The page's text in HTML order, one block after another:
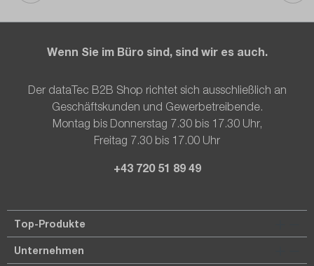
Wenn Sie im Büro sind, sind wir es auch.
Der dataTec B2B Shop richtet sich ausschließlich an
Geschäftskunden und Gewerbetreibende.
Montag bis Donnerstag 7.30 bis 17.30 Uhr,
Freitag 7.30 bis 17.00 Uhr
+43 720 51 89 49
Top-Produkte
Unternehmen